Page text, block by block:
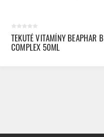
TEKUTÉ VITAMÍNY BEAPHAR B
COMPLEX 50ML